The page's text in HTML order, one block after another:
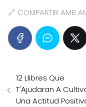
🔗 COMPARTIR AMB
12 Llibres Que
T'Ajudaran A
Una Actitud